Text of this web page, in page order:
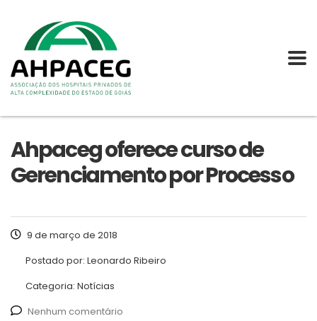
Ahpaceg oferece curso de
Gerenciamento por Processo
9 de março de 2018
Postado por: Leonardo Ribeiro
Categoria: Notícias
Nenhum comentário